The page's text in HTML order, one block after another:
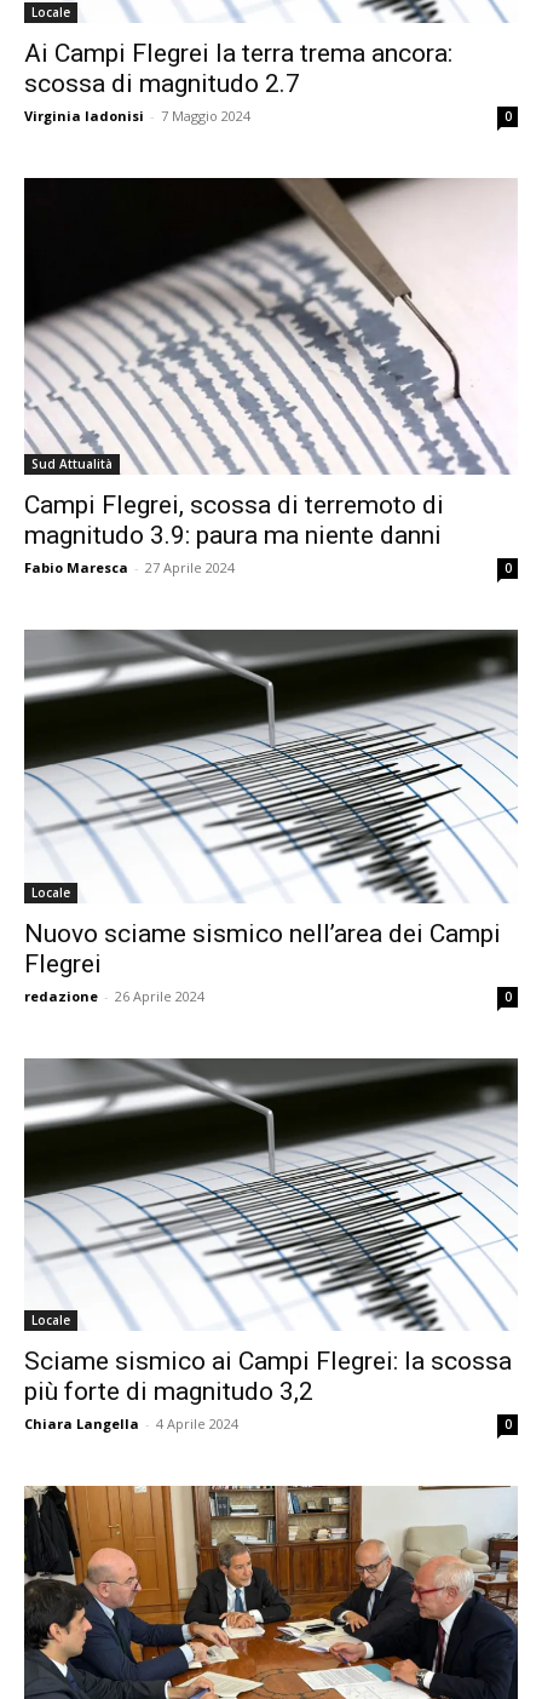
Locale
Ai Campi Flegrei la terra trema ancora:
scossa di magnitudo 2.7
Virginia Iadonisi - 7 Maggio 2024 0
Sud Attualità
Campi Flegrei, scossa di terremoto di
magnitudo 3.9: paura ma niente danni
Fabio Maresca - 27 Aprile 2024 0
Locale
Nuovo sciame sismico nell’area dei Campi
Flegrei
redazione - 26 Aprile 2024 0
Locale
Sciame sismico ai Campi Flegrei: la scossa
più forte di magnitudo 3,2
Chiara Langella - 4 Aprile 2024 0